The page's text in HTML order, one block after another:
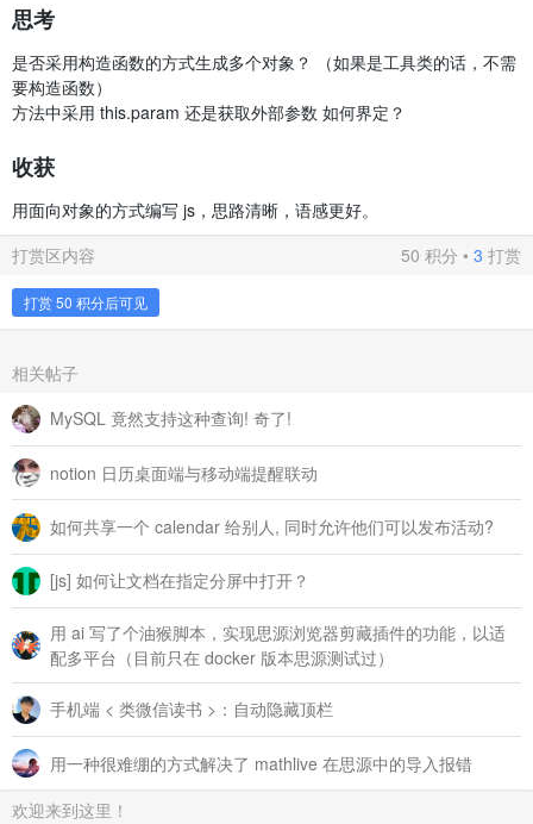
                }
            }
            console.log(temp);
console.log("-----------------------------------
        }
    }
calendar.ctor().cal();
思考
是否采用构造函数的方式生成多个对象？ （如果是工具类的话，不需
要构造函数）
方法中采用 this.param 还是获取外部参数 如何界定？
收获
用面向对象的方式编写 js，思路清晰，语感更好。
打赏区内容
50 积分 • 3 打赏
打赏 50 积分后可见
相关帖子
MySQL 竟然支持这种查询! 奇了!
notion 日历桌面端与移动端提醒联动
如何共享一个 calendar 给别人, 同时允许他们可以发布活动?
[js] 如何让文档在指定分屏中打开？
用 ai 写了个油猴脚本，实现思源浏览器剪藏插件的功能，以适
配多平台（目前只在 docker 版本思源测试过）
手机端 < 类微信读书 >：自动隐藏顶栏
用一种很难绷的方式解决了 mathlive 在思源中的导入报错
欢迎来到这里！